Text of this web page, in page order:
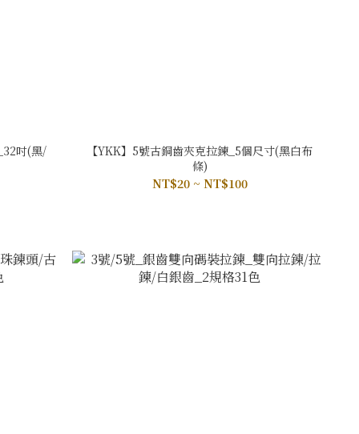
吋(黑/
【YKK】5號古銅齒夾克拉鍊_5個尺寸(黑白布
條)
NT$20 ~ NT$100